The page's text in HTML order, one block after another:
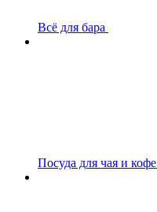
Всё для бара
Посуда для чая и кофе